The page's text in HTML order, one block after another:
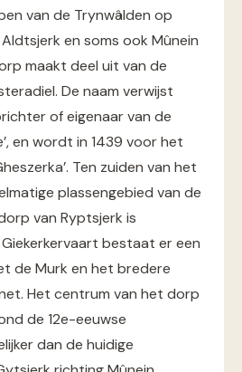
van de Trynwâlden op
en soms ook Mûnein
maakt deel uit van de
De naam verwijst
of eigenaar van de
en wordt in 1439 voor het
Ten zuiden van het
plassengebied van de
van Ryptsjerk is
bestaat er een
de Murk en het bredere
Het centrum van het dorp
de 12e-eeuwse
dan de huidige